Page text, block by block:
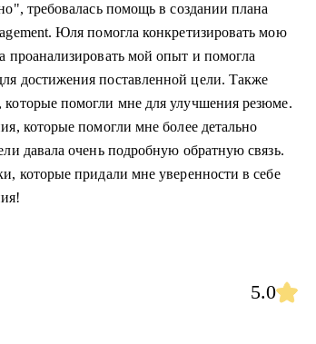
требовалась помощь в создании плана
Юля помогла конкретизировать мою
проанализировать мой опыт и помогла
достижения поставленной цели. Также
помогли мне для улучшения резюме.
которые помогли мне более детально
давала очень подробную обратную связь.
которые придали мне уверенности в себе
5.0